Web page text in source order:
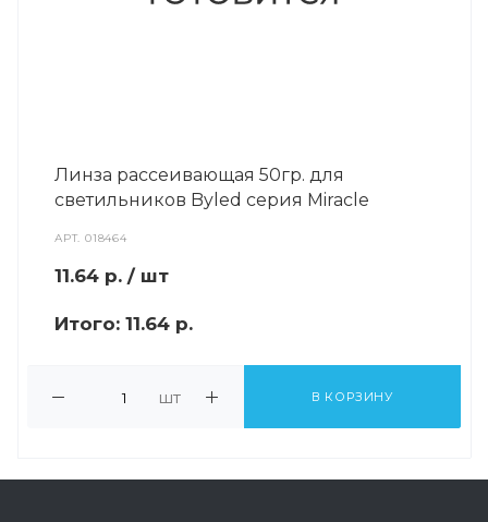
Линза рассеивающая 50гр. для
светильников Byled серия Miracle
АРТ.018464
11.64 р. / шт
Итого: 11.64 р.
шт В КОРЗИНУ